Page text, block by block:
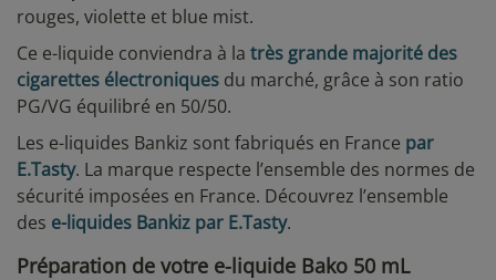
rouges, violette et blue mist.
Ce e-liquide conviendra à la très grande majorité des
cigarettes électroniques du marché, grâce à son ratio
PG/VG équilibré en 50/50.
Les e-liquides Bankiz sont fabriqués en France par
E.Tasty. La marque respecte l’ensemble des normes de
sécurité imposées en France. Découvrez l’ensemble
des e-liquides Bankiz par E.Tasty.
Préparation de votre e-liquide Bako 50 mL